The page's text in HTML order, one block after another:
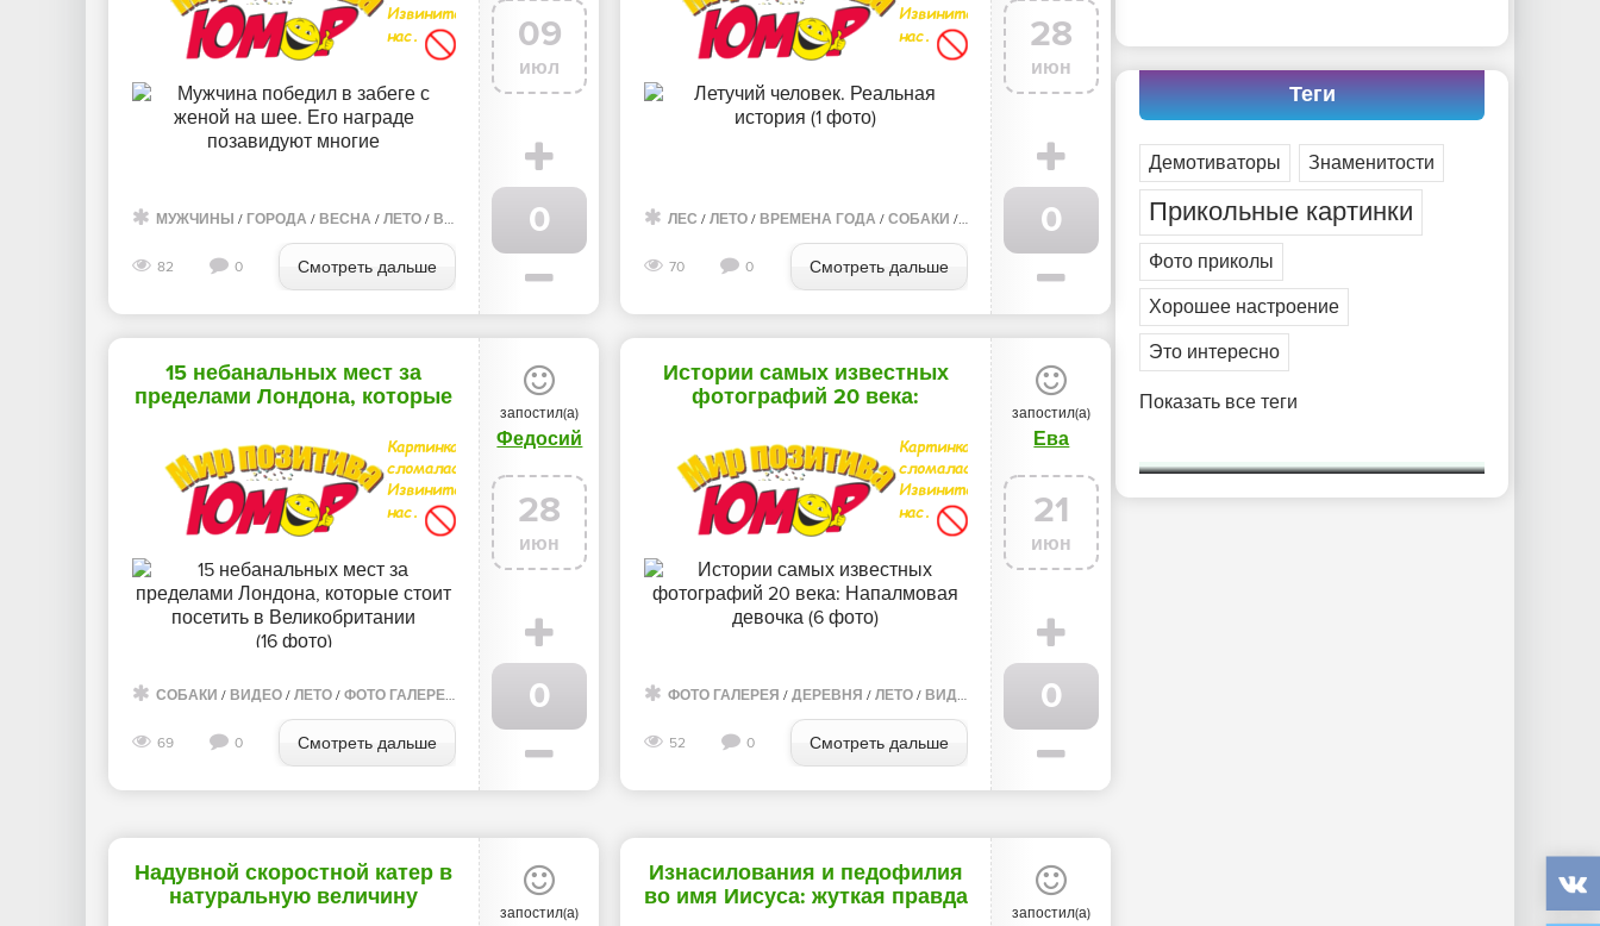
МУЖЧИНЫ / ГОРОДА / ВЕСНА / ЛЕТО/ ВИДЕО ФОТО ГАЛЕРЕЯ
82 0 Смотреть дальше
09
июл
0 ЛЕС / ЛЕТО/ ВРЕМЕНА ГОДА / СОБАКИ / ПТИЦЫ ЛЮДИ ФОТО ГАЛЕРЕЯ
70 0 Смотреть дальше
28
июн
0
15 небанальных мест за
пределами Лондона, которые
Великобритании (16 фото)
СОБАКИ / ВИДЕО/ ЛЕТО/ ФОТО ГАЛЕРЕЯ ГОРОДА / МОРЕ ОБЩАГА/ДОМ
69 0 Смотреть дальше
запостил(а)
Федосий
28
июн
0
Истории самых известных
фотографий 20 века:
ФОТО ГАЛЕРЕЯ / ДЕРЕВНЯ / ЛЕТО/ ВИДЕО
52 0 Смотреть дальше
запостил(а)
Ева
21
июн
0
Надувной скоростной катер в
натуральную величину
запостил(а)
Изнасилования и педофилия
во имя Иисуса: жуткая правда
запостил(а)
Теги
Демотиваторы Знаменитости
Прикольные картинки
Фото приколы
Хорошее настроение
Это интересно
Показать все теги